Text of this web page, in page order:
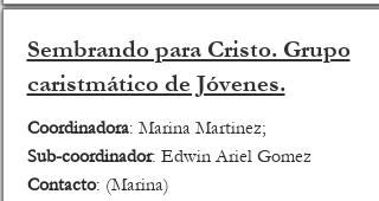
Sembrando para Cristo. Grupo
caristmático de Jóvenes.
Coordinadora: Marina Martinez;
Sub-coordinador: Edwin Ariel Gomez
Contacto: (Marina)